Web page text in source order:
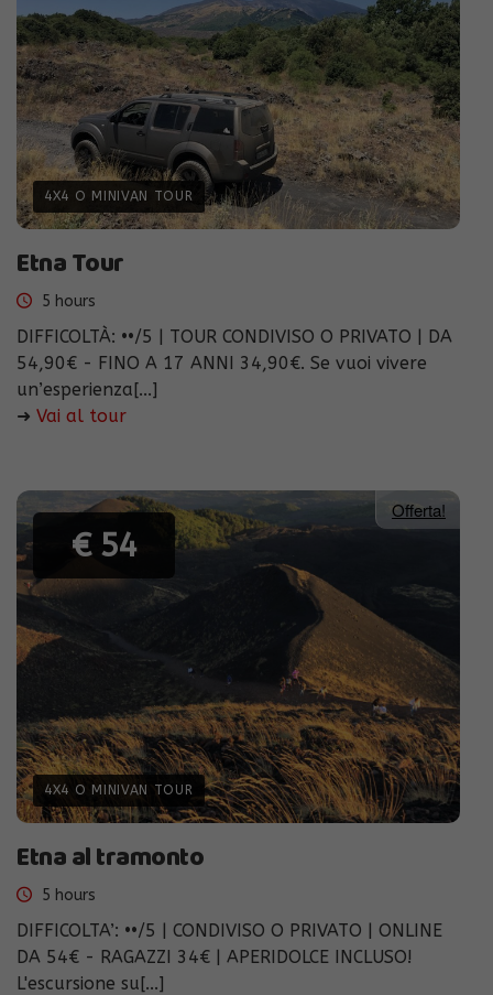
4X4 O MINIVAN TOUR
Etna Tour
5 hours
DIFFICOLTÀ: ••/5 | TOUR CONDIVISO O PRIVATO | DA
54,90€ - FINO A 17 ANNI 34,90€. Se vuoi vivere
un’esperienza[...]
➜ Vai al tour
4X4 O MINIVAN TOUR
Offerta!
Etna al tramonto
5 hours
DIFFICOLTA’: ••/5 | CONDIVISO O PRIVATO | ONLINE
DA 54€ - RAGAZZI 34€ | APERIDOLCE INCLUSO!
L'escursione su[...]
€ 54